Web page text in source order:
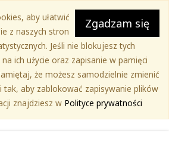
Zgadzam się
aby ułatwić
z naszych stron
Jeśli nie blokujesz tych
ich użycie oraz zapisanie w pamięci
że możesz samodzielnie zmienić
tak, aby zablokować zapisywanie plików
znajdziesz w Polityce prywatności